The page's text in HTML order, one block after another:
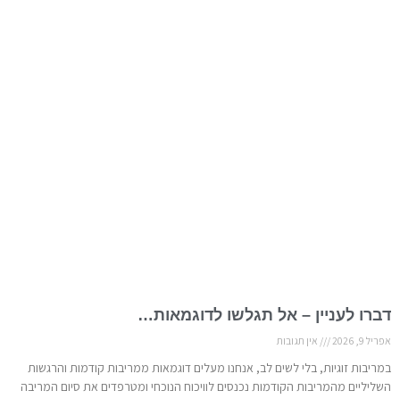
דברו לעניין – אל תגלשו לדוגמאות…
אפריל 9, 2026 אין תגובות
במריבות זוגיות, בלי לשים לב, אנחנו מעלים דוגמאות ממריבות קודמות והרגשות
השליליים מהמריבות הקודמות נכנסים לוויכוח הנוכחי ומטרפדים את סיום המריבה